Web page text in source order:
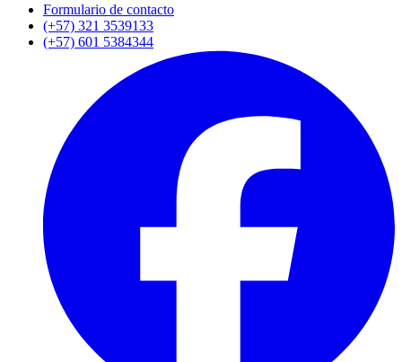
Formulario de contacto
(+57) 321 3539133
(+57) 601 5384344